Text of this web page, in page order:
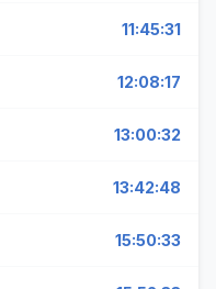
11:45:31
12:08:17
13:00:32
13:42:48
15:50:33